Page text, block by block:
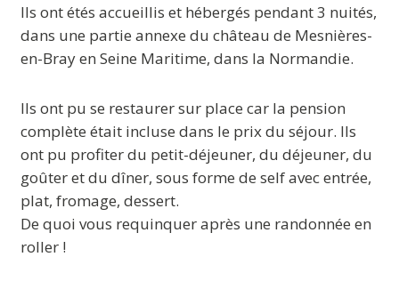
Ils ont étés accueillis et hébergés pendant 3 nuités,
dans une partie annexe du château de Mesnières-
en-Bray en Seine Maritime, dans la Normandie.
Ils ont pu se restaurer sur place car la pension
complète était incluse dans le prix du séjour. Ils
ont pu profiter du petit-déjeuner, du déjeuner, du
goûter et du dîner, sous forme de self avec entrée,
plat, fromage, dessert.
De quoi vous requinquer après une randonnée en
roller !